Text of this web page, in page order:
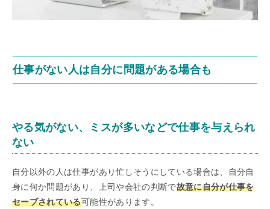
仕事がない人は自分に問題がある場合も
やる気がない、ミスが多いなどで仕事を与えられ
ない
自分以外の人は仕事があり忙しそうにしている場合は、自分自
身に何か問題があり、上司や会社の判断で故意に自分が仕事を
セーブされている可能性があります。